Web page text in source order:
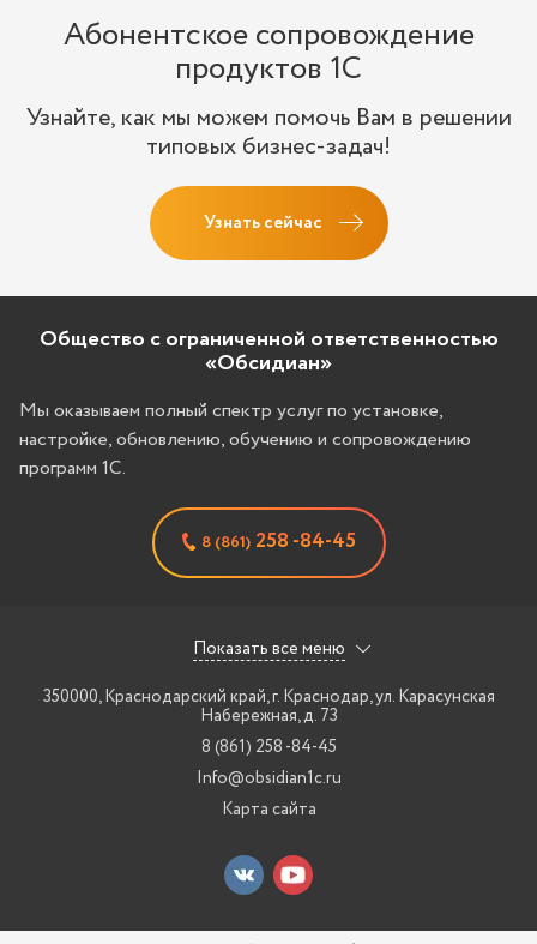
Абонентское сопровождение
продуктов 1C
Узнайте, как мы можем помочь Вам в решении
типовых бизнес-задач!
Узнать сейчас
Общество с ограниченной ответственностью
«Обсидиан»
Мы оказываем полный спектр услуг по установке,
настройке, обновлению, обучению и сопровождению
программ 1С.
8 (861) 258 -84-45
Показать все меню
350000, Краснодарский край, г. Краснодар,ул. Карасунская
Набережная, д. 73
8 (861) 258 -84-45
Info@obsidian1c.ru
Карта сайта